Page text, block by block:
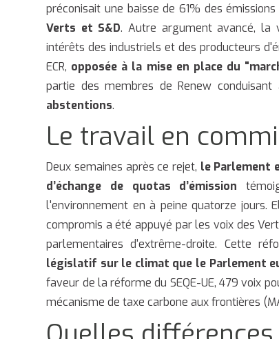
préconisait une baisse de 61% des émissions
Verts et S&D. Autre argument avancé, la
intérêts des industriels et des producteurs
ECR, opposée à la mise en place du
partie des membres de Renew
abstentions.
Le travail en
Deux semaines après ce rejet, le Parlement
d’échange de quotas d’émission
l'environnement en à peine quatorze jours.
compromis a été appuyé par les voix des
parlementaires d'extrême-droite. Cette
législatif sur le climat que le Parlement
faveur de la réforme du SEQE-UE, 479 voix
mécanisme de taxe carbone aux frontières